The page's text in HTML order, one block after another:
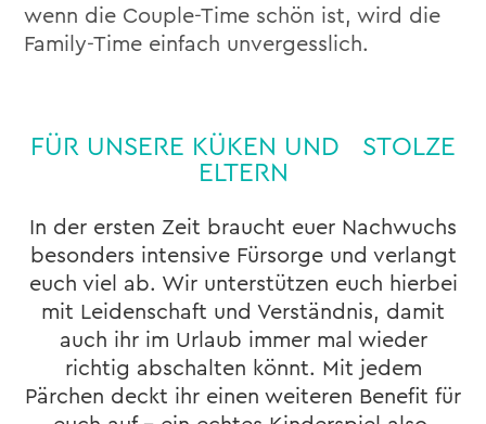
wenn die Couple-Time schön ist, wird die
Family-Time einfach unvergesslich.
FÜR UNSERE KÜKEN UND STOLZE
ELTERN
In der ersten Zeit braucht euer Nachwuchs
besonders intensive Fürsorge und verlangt
euch viel ab. Wir unterstützen euch hierbei
mit Leidenschaft und Verständnis, damit
auch ihr im Urlaub immer mal wieder
richtig abschalten könnt. Mit jedem
Pärchen deckt ihr einen weiteren Benefit für